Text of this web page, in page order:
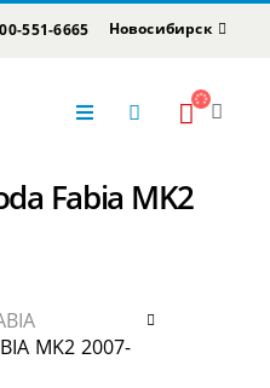
551-6665 Новосибирск
Fabia MK2
MK2 2007-